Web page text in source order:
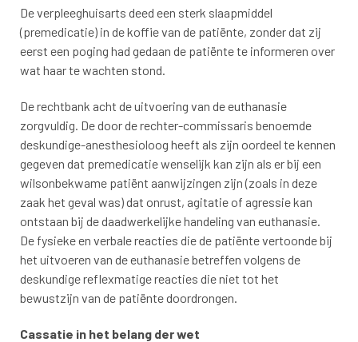
De verpleeghuisarts deed een sterk slaapmiddel
(premedicatie) in de koffie van de patiënte, zonder dat zij
eerst een poging had gedaan de patiënte te informeren over
wat haar te wachten stond.
De rechtbank acht de uitvoering van de euthanasie
zorgvuldig. De door de rechter-commissaris benoemde
deskundige-anesthesioloog heeft als zijn oordeel te kennen
gegeven dat premedicatie wenselijk kan zijn als er bij een
wilsonbekwame patiënt aanwijzingen zijn (zoals in deze
zaak het geval was) dat onrust, agitatie of agressie kan
ontstaan bij de daadwerkelijke handeling van euthanasie.
De fysieke en verbale reacties die de patiënte vertoonde bij
het uitvoeren van de euthanasie betreffen volgens de
deskundige reflexmatige reacties die niet tot het
bewustzijn van de patiënte doordrongen.
Cassatie in het belang der wet